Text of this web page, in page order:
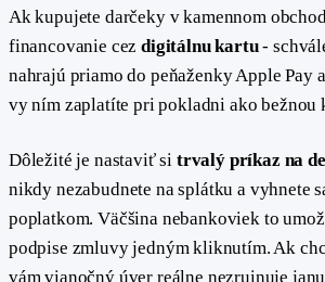
Ak kupujete darčeky v kamennom
financovanie cezdigitálnu kartu-
nahrajú priamo do peňaženky Apple Pay
vy ním zaplatíte pri pokladni ako bežnou
Dôležité je nastaviť si trvalý príkaz na
nikdy nezabudnete na splátku a vyhnete
poplatkom. Väčšina nebankoviek to
podpise zmluvy jedným kliknutím. Ak
vám vianočný úver reálne nezruinuje